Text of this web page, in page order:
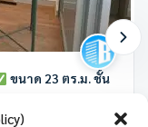
ขนาด 23 ตร.ม. ชั้น
ง เขตสวนหลวง